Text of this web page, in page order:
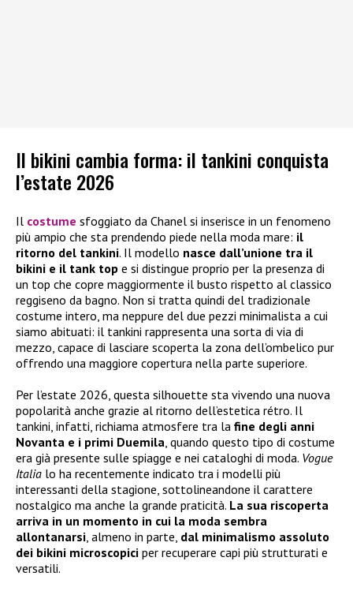
Il bikini cambia forma: il tankini conquista
l’estate 2026
Il costume sfoggiato da Chanel si inserisce in un fenomeno
più ampio che sta prendendo piede nella moda mare: il
ritorno del tankini. Il modello nasce dall’unione tra il
bikini e il tank top e si distingue proprio per la presenza di
un top che copre maggiormente il busto rispetto al classico
reggiseno da bagno. Non si tratta quindi del tradizionale
costume intero, ma neppure del due pezzi minimalista a cui
siamo abituati: il tankini rappresenta una sorta di via di
mezzo, capace di lasciare scoperta la zona dell’ombelico pur
offrendo una maggiore copertura nella parte superiore.
Per l’estate 2026, questa silhouette sta vivendo una nuova
popolarità anche grazie al ritorno dell’estetica rétro. Il
tankini, infatti, richiama atmosfere tra la fine degli anni
Novanta e i primi Duemila, quando questo tipo di costume
era già presente sulle spiagge e nei cataloghi di moda. Vogue
Italia lo ha recentemente indicato tra i modelli più
interessanti della stagione, sottolineandone il carattere
nostalgico ma anche la grande praticità. La sua riscoperta
arriva in un momento in cui la moda sembra
allontanarsi, almeno in parte, dal minimalismo assoluto
dei bikini microscopici per recuperare capi più strutturati e
versatili.